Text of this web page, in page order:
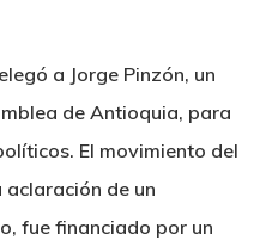
a Jorge Pinzón, un
de Antioquia, para
El movimiento del
aclaración de un
fue financiado por un